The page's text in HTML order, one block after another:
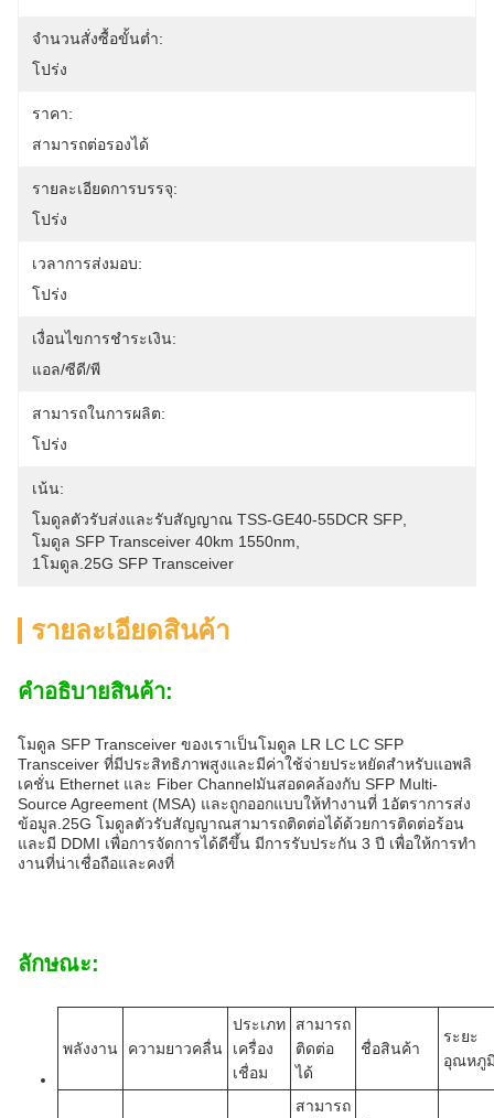
จำนวนสั่งซื้อขั้นต่ำ:
โปร่ง
ราคา:
สามารถต่อรองได้
รายละเอียดการบรรจุ:
โปร่ง
เวลาการส่งมอบ:
โปร่ง
เงื่อนไขการชำระเงิน:
แอล/ซีดี/พี
สามารถในการผลิต:
โปร่ง
เน้น:
โมดูลตัวรับส่งและรับสัญญาณ TSS-GE40-55DCR SFP
โมดูล SFP Transceiver 40km 1550nm
1โมดูล.25G SFP Transceiver
รายละเอียดสินค้า
คําอธิบายสินค้า:
โมดูล SFP Transceiver ของเราเป็นโมดูล LR LC LC SFP
Transceiver ที่มีประสิทธิภาพสูงและมีค่าใช้จ่ายประหยัดสําหรับแอพลิ
เคชั่น Ethernet และ Fiber Channelมันสอดคล้องกับ SFP Multi-
Source Agreement (MSA) และถูกออกแบบให้ทํางานที่ 1อัตราการส่ง
ข้อมูล.25G โมดูลตัวรับสัญญาณสามารถติดต่อได้ด้วยการติดต่อร้อน
และมี DDMI เพื่อการจัดการได้ดีขึ้น มีการรับประกัน 3 ปี เพื่อให้การทํา
งานที่น่าเชื่อถือและคงที่
ลักษณะ:
พลังงาน ความยาวคลื่น
ประเภท
เครื่อง
เชื่อม
สามารถ
ติดต่อ
ได้
ชื่อสินค้า
ระยะ
อุณหภู
สามารถ